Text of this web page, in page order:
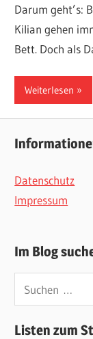
Darum geht’s:
Kilian gehen
Bett. Doch als
Weiterlesen
Datenschutz
Impressum
Im Blog
nach:
Listen zum